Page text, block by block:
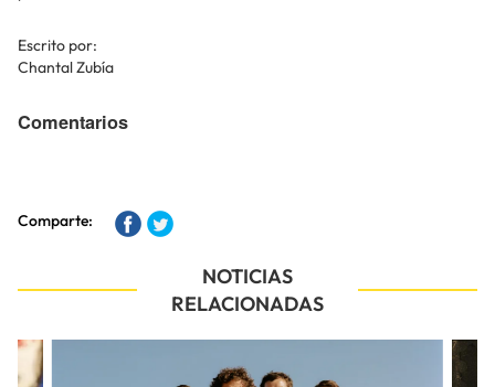
Escrito por:
Chantal Zubía
Comentarios
Comparte:
NOTICIAS
RELACIONADAS